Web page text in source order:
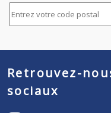
Retrouvez-
sociaux